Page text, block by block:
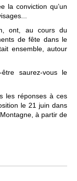
la conviction qu’un
ont, au cours du
de fête dans le
ensemble, autour
saurez-vous le
les réponses à ces
le 21 juin dans
à partir de